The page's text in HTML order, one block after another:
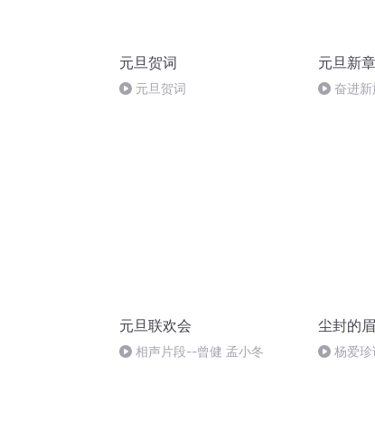
元旦贺词
元旦贺词
元旦新章
奋进新
元旦联欢会
相声片段--曾健 孟小冬
尘封的
杨爱